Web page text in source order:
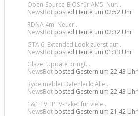
Open-Source-BIOS für AM5: Nur...
NewsBot posted Heute um 02:52 Uhr
RDNA 4m: Neuer...
NewsBot posted Heute um 02:32 Uhr
GTA 6: Extended Look zuerst auf...
NewsBot posted Heute um 01:33 Uhr
Glaze: Update bringt...
NewsBot posted Gestern um 22:43 Uhr
Ryde meldet Datenleck: Alle...
NewsBot posted Gestern um 22:43 Uhr
1&1 TV: IPTV-Paket für viele...
NewsBot posted Gestern um 21:42 Uhr